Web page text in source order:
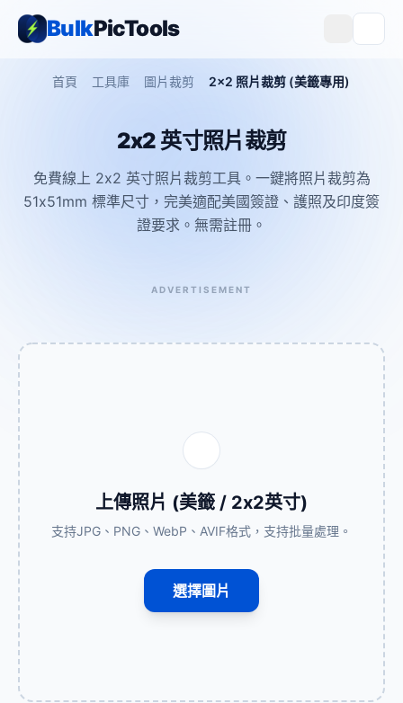
BulkPicTools
首頁 工具庫 圖片裁剪 2x2 照片裁剪 (美籤專用)
2x2 英寸照片裁剪
免費線上 2x2 英寸照片裁剪工具。一鍵將照片裁剪為
51x51mm 標準尺寸，完美適配美國簽證、護照及印度簽
證要求。無需註冊。
ADVERTISEMENT
上傳照片 (美籤 / 2x2英寸)
支持JPG、PNG、WebP、AVIF格式，支持批量處理。
選擇圖片